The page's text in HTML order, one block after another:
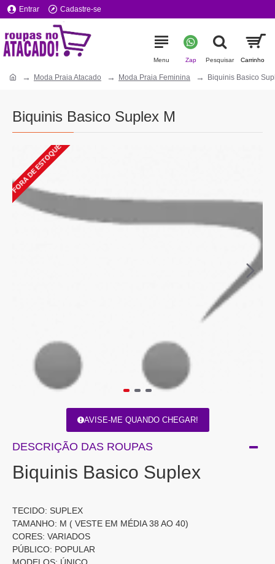
Entrar Cadastre-se
Moda Praia Atacado Moda Praia Feminina Biquinis Basico
Biquinis Basico Suplex M
FORA DE ESTOQUE
AVISE-ME QUANDO CHEGAR!
DESCRIÇÃO DAS ROUPAS
Biquinis Basico Suplex
TECIDO: SUPLEX
TAMANHO: M ( VESTE EM MÉDIA 38 AO 40)
CORES: VARIADOS
PÚBLICO: POPULAR